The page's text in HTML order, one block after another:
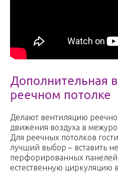
Дополнительная
реечном потолке
Делают вентиляцию
движения воздуха в
Для реечных потолков
лучший выбор – вставить
перфорированных
естественную циркуляцию